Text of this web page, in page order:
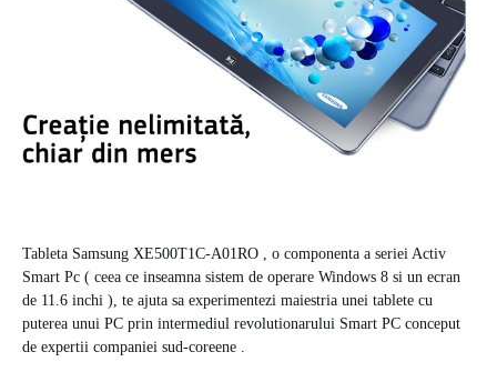
Tableta Samsung XE500T1C-A01RO , o componenta a seriei Activ
Smart Pc ( ceea ce inseamna sistem de operare Windows 8 si un ecran
de 11.6 inchi ), te ajuta sa experimentezi maiestria unei tablete cu
puterea unui PC prin intermediul revolutionarului Smart PC conceput
de expertii companiei sud-coreene .